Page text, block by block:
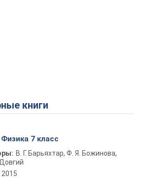
книги
7 класс
В. Г. Барьяхтар, Ф. Я. Божинова,
2015